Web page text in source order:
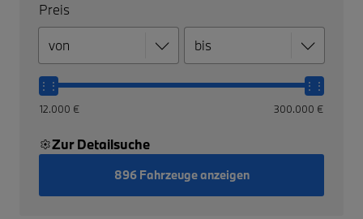
Preis
12.000 € 300.000 €
Zur Detailsuche
896 Fahrzeuge anzeigen